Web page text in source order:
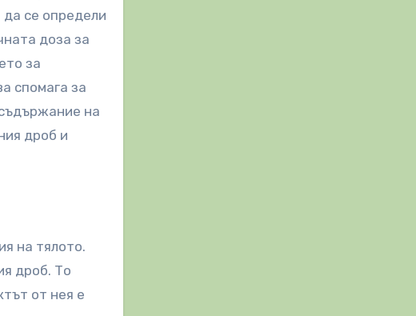
да се определи
доза за
за
спомага за
на
дроб и
на тялото.
дроб. То
от нея е